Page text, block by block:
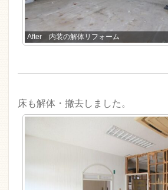
After 内装の解体リフォーム
床も解体・撤去しました。